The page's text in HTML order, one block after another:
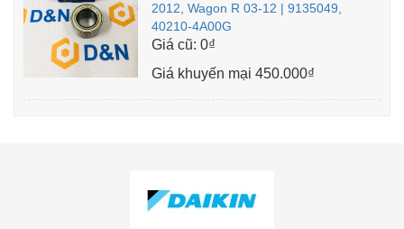
2012, Wagon R 03-12 | 9135049,
40210-4A00G
Giá cũ: 0₫
Giá khuyến mại 450.000₫